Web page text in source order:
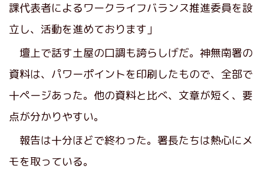
課代表者によるワークライフバランス推進委員を設
立し、活動を進めております」
壇上で話す土屋の口調も誇らしげだ。神無南署の
資料は、パワーポイントを印刷したもので、全部で
十ページあった。他の資料と比べ、文章が短く、要
点が分かりやすい。
報告は十分ほどで終わった。署長たちは熱心にメ
モを取っている。